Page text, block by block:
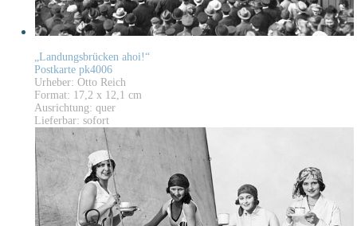
„Landungsbrücken ahoi!“
Postkarte pk4006
Urheber: Otto Reich
Format: 17,2 x 12,1 cm
Ausrichtung: quer
Lieferbar: sofort